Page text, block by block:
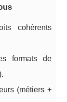
cohérents
formats de
(métiers +